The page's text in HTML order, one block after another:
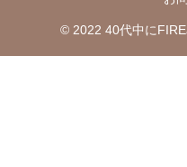
© 2022 40代中にFIRE